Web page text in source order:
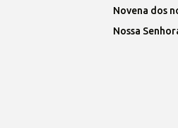
Novena dos
Nossa